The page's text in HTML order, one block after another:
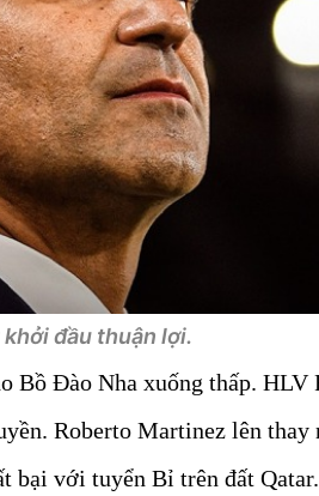
đầu thuận lợi.
Bồ Đào Nha xuống thấp. HLV
Roberto Martinez lên thay
bại với tuyển Bỉ trên đất Qatar.